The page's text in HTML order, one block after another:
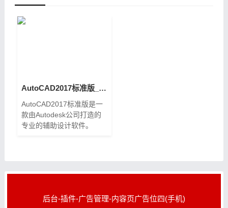
AutoCAD2017标准版_破解版_安装包下载
AutoCAD2017标准版是一
款由Autodesk公司打造的
专业的辅助设计软件。
后台-插件-广告管理-内容页广告位四(手机)